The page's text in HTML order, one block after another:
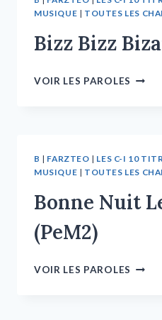
MUSIQUE | TOUTES LES
Bizz Bizz
VOIR LES PAROLES
B | FARZTEO | LES C-I 10
MUSIQUE | TOUTES LES
Bonne Nuit
(PeM2)
VOIR LES PAROLES